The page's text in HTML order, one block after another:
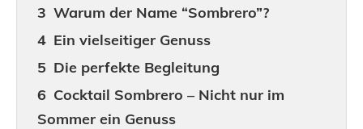
Warum der Name “Sombrero”?
Ein vielseitiger Genuss
Die perfekte Begleitung
Cocktail Sombrero – Nicht nur im
Sommer ein Genuss